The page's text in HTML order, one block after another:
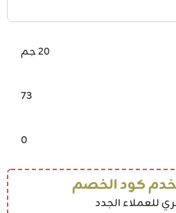
20 جم
73
0
كود الخصم
الجدد